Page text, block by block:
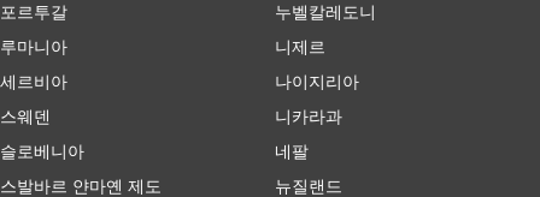
포르투갈
루마니아
세르비아
스웨덴
슬로베니아
스발바르 얀마옌 제도
누벨칼레도니
니제르
나이지리아
니카라과
네팔
뉴질랜드